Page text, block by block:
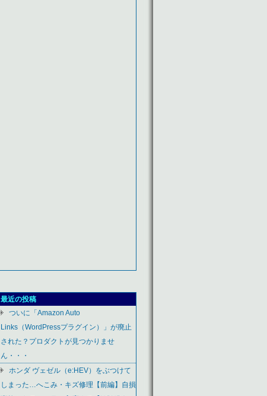
最近の投稿
ついに「Amazon Auto
Links（WordPressプラグイン）」が廃止
された？プロダクトが見つかりませ
ん・・・
ホンダ ヴェゼル（e:HEV）をぶつけて
しまった…へこみ・キズ修理【前編】自損